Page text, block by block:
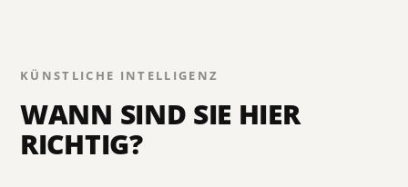
KÜNSTLICHE INTELLIGENZ
WANN SIND SIE HIER
RICHTIG?